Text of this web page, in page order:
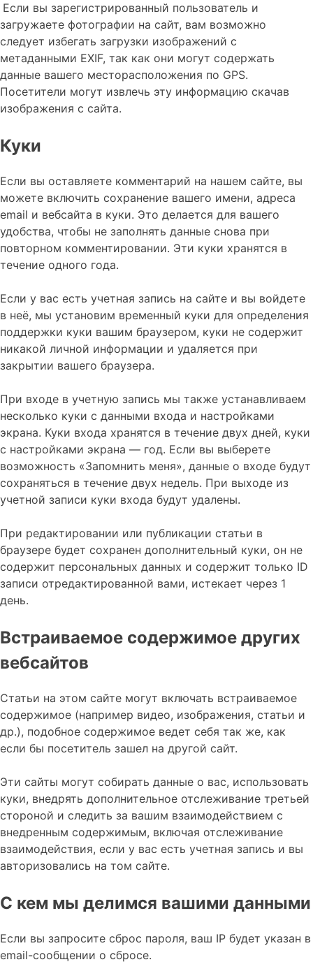
Если вы зарегистрированный пользователь и
загружаете фотографии на сайт, вам возможно
следует избегать загрузки изображений с
метаданными EXIF, так как они могут содержать
данные вашего месторасположения по GPS.
Посетители могут извлечь эту информацию скачав
изображения с сайта.
Куки
Если вы оставляете комментарий на нашем сайте, вы
можете включить сохранение вашего имени, адреса
email и вебсайта в куки. Это делается для вашего
удобства, чтобы не заполнять данные снова при
повторном комментировании. Эти куки хранятся в
течение одного года.
Если у вас есть учетная запись на сайте и вы войдете
в неё, мы установим временный куки для определения
поддержки куки вашим браузером, куки не содержит
никакой личной информации и удаляется при
закрытии вашего браузера.
При входе в учетную запись мы также устанавливаем
несколько куки с данными входа и настройками
экрана. Куки входа хранятся в течение двух дней, куки
с настройками экрана — год. Если вы выберете
возможность «Запомнить меня», данные о входе будут
сохраняться в течение двух недель. При выходе из
учетной записи куки входа будут удалены.
При редактировании или публикации статьи в
браузере будет сохранен дополнительный куки, он не
содержит персональных данных и содержит только ID
записи отредактированной вами, истекает через 1
день.
Встраиваемое содержимое других
вебсайтов
Статьи на этом сайте могут включать встраиваемое
содержимое (например видео, изображения, статьи и
др.), подобное содержимое ведет себя так же, как
если бы посетитель зашел на другой сайт.
Эти сайты могут собирать данные о вас, использовать
куки, внедрять дополнительное отслеживание третьей
стороной и следить за вашим взаимодействием с
внедренным содержимым, включая отслеживание
взаимодействия, если у вас есть учетная запись и вы
авторизовались на том сайте.
С кем мы делимся вашими данными
Если вы запросите сброс пароля, ваш IP будет указан в
email-сообщении о сбросе.